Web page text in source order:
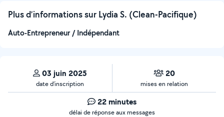
Plus d’informations sur Lydia S. (Clean-Pacifique)
Auto-Entrepreneur / Indépendant
03 juin 2025
date d’inscription
20
mises en relation
22 minutes
délai de réponse aux messages